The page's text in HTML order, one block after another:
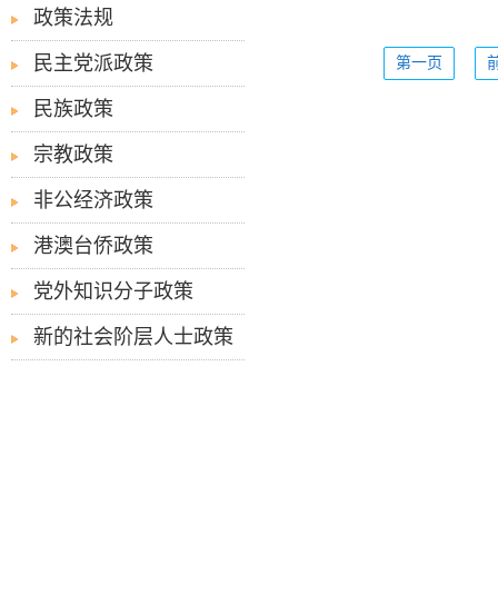
政策法规
民主党派政策
民族政策
宗教政策
非公经济政策
港澳台侨政策
党外知识分子政策
新的社会阶层人士政策
第一页